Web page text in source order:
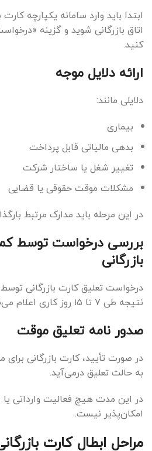
اتاق بازرگانی شوید و گزینه
کنید.
ارائه دلایل موجه
دلایلی مانند:
بیماری
بدهی مالیاتی قابل پرداخت
تغییر شغل یا ساختار شرکت
مشکلات موقت حقوقی یا قضایی
در این مرحله باید مدارک مرتبط
بررسی درخواست توسط
بازرگانی
درخواست تعلیق کارت بازرگانی
نتیجه طی ۷ تا ۱۵ روز کاری اعلام می‌شود.
صدور نامه تعلیق موقت
به حالت تعلیق درمی‌آید.
در این مدت هیچ فعالیت وارداتی یا
امکان‌پذیر نیست.
مراحل ابطال کارت